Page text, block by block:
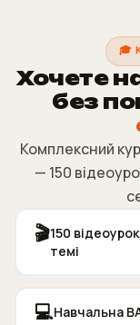
🎓
Хочете
без
Комплексний
— 150
🎬150
темі
💻Навчальна